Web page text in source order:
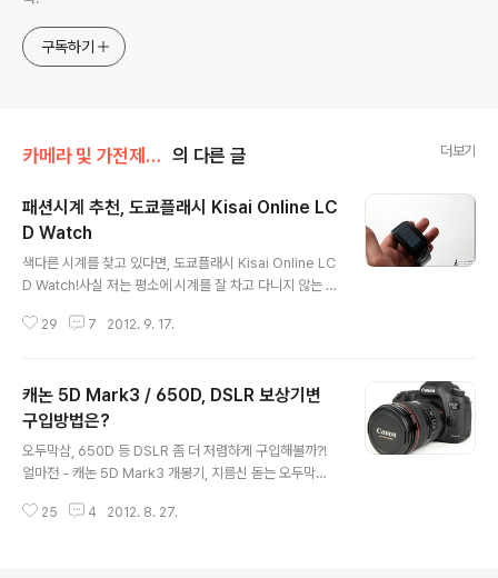
구독하기
카메라 및 가전제품 리뷰 의 다른 글 더보기
패션시계 추천, 도쿄플래시 Kisai Online LC
D Watch
색다른 시계를 찾고 있다면, 도쿄플래시 Kisai Online LC
D Watch!사실 저는 평소에 시계를 잘 차고 다니지 않는 스
있지 않았는데요. 그런데, 문득 페이스북에서 '불량의 Az-I
갖게 된 요인은 크게 3가지였는데요. 개성있는 디자인으로
제품이 구성되어 있다는 점과 한정판 모델로 제작되어 판
매된다는 점, 그리고 여느 시계와는 다른 표현법에서 흥미
를 갖게 되었습니다. 이에 '불량의 Az-IT 블로그' 에서 도
쿄플래시 Kisai Online LCD Watch 를 이벤트로 제공한
다는 소식을 접하고는 망설임없이 응모를..
29 7 2012. 9. 17.
캐논 5D Mark3 / 650D, DSLR 보상기변
구입방법은?
오두막삼, 650D 등 DSLR 좀 더 저렴하게 구입해볼까?!
얼마전 - 캐논 5D Mark3 개봉기, 지름신 돋는 오두막삼 -
Mark3(오두막삼)을 구입했다고 소개한 적이 있는데요. 아
25 4 2012. 8. 27.